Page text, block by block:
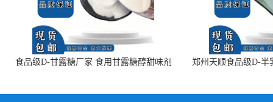
食品级D-甘露糖厂家 食用甘露糖醇甜味剂
郑州天顺食品级D-半